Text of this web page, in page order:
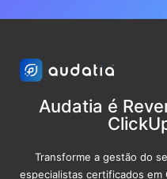
Audatia é
Transforme a gestão do
especialistas certificados em